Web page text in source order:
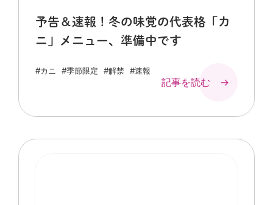
予告＆速報！冬の味覚の代表格「カ
ニ」メニュー、準備中です
#カニ #季節限定 #解禁 #速報
記事を読む →